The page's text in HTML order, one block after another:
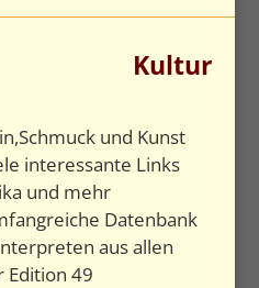
Kultur
und Kunst
interessante Links
und mehr
Datenbank
aus allen
Edition 49